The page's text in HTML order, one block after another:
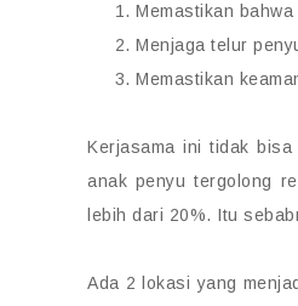
Memastikan
Menjaga telur
Memastikan
Kerjasama ini tidak
anak penyu tergolong
lebih dari 20%. Itu
Ada 2 lokasi yang